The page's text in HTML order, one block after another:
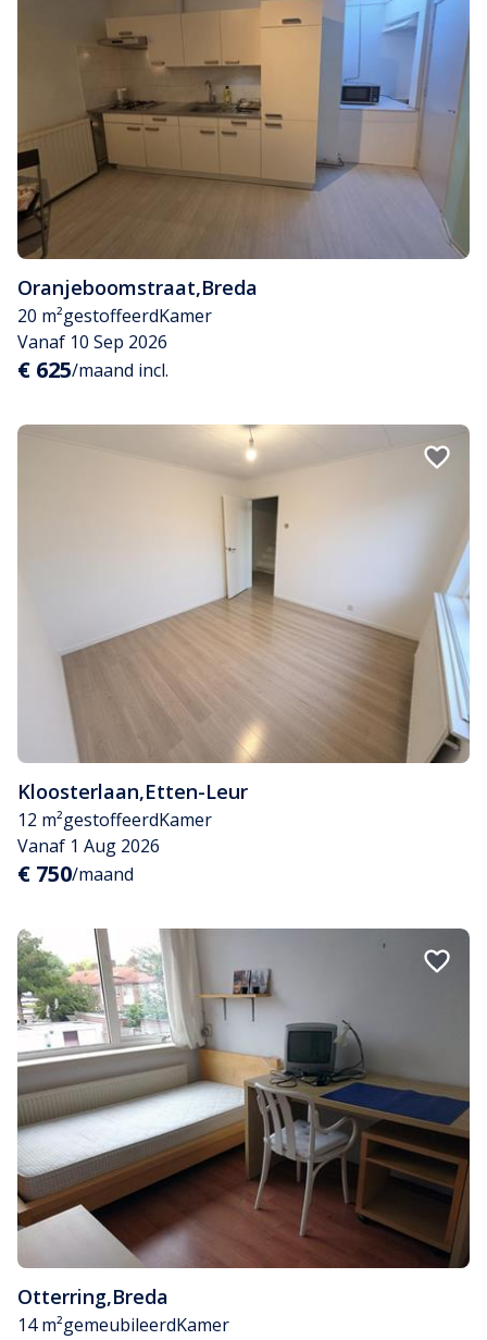
Oranjeboomstraat,Breda
20 m²gestoffeerdKamer
Vanaf 10 Sep 2026
€ 625/maand incl.
Kloosterlaan,Etten-Leur
12 m²gestoffeerdKamer
Vanaf 1 Aug 2026
€ 750/maand
Otterring,Breda
14 m²gemeubileerdKamer